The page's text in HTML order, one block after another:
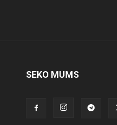
SEKO MUMS